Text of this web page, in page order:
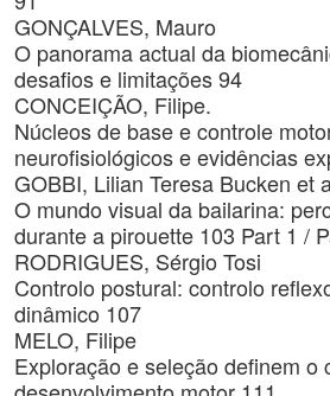
GONÇALVES, Mauro
O panorama actual da
desafios e limitações 94
CONCEIÇÃO, Filipe.
Núcleos de base e controle
neurofisiológicos e evidências
GOBBI, Lilian Teresa Bucken et
O mundo visual da bailarina:
durante a pirouette 103 Part 1 /
RODRIGUES, Sérgio Tosi
Controlo postural: controlo
dinâmico 107
MELO, Filipe
Exploração e seleção definem o